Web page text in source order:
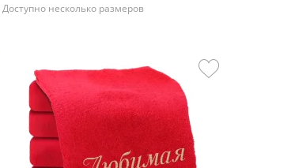
Доступно несколько размеров